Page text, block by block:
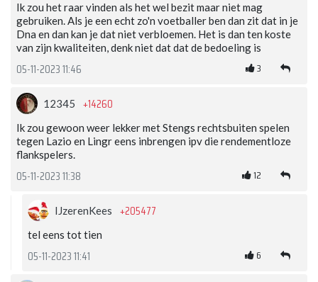
Ik zou het raar vinden als het wel bezit maar niet mag
gebruiken. Als je een echt zo'n voetballer ben dan zit dat in je
Dna en dan kan je dat niet verbloemen. Het is dan ten koste
van zijn kwaliteiten, denk niet dat dat de bedoeling is
05-11-2023 11:46 3
12345 +14260
Ik zou gewoon weer lekker met Stengs rechtsbuiten spelen
tegen Lazio en Lingr eens inbrengen ipv die rendementloze
flankspelers.
05-11-2023 11:38 12
IJzerenKees +205477
tel eens tot tien
05-11-2023 11:41 6